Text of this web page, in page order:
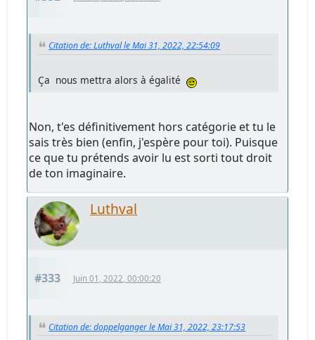
Citation de: Luthval le Mai 31, 2022, 22:54:09
Ça nous mettra alors à égalité
Non, t'es définitivement hors catégorie et tu le
sais très bien (enfin, j'espère pour toi). Puisque
ce que tu prétends avoir lu est sorti tout droit
de ton imaginaire.
Luthval
#333 Juin 01, 2022, 00:00:20
Citation de: doppelganger le Mai 31, 2022, 23:17:53